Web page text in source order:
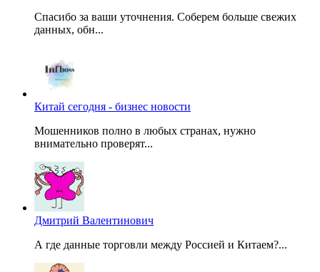
Спасибо за ваши уточнения. Соберем больше свежих
данных, обн...
Китай сегодня - бизнес новости
Мошенников полно в любых странах, нужно
внимательно проверят...
Дмитрий Валентинович
А где данные торговли между Россией и Китаем?...